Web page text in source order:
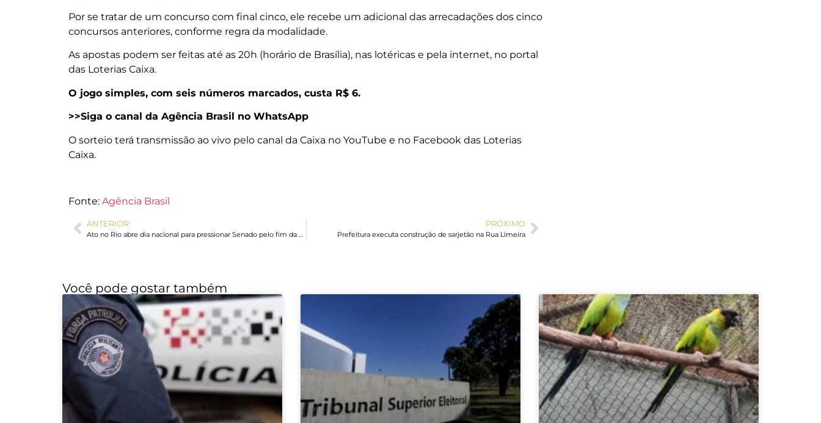
Por se tratar de um concurso com final cinco, ele recebe um adicional das arrecadações dos cinco
concursos anteriores, conforme regra da modalidade.
As apostas podem ser feitas até as 20h (horário de Brasília), nas lotéricas e pela internet, no portal
das Loterias Caixa.
O jogo simples, com seis números marcados, custa R$ 6.
>>Siga o canal da Agência Brasil no WhatsApp
O sorteio terá transmissão ao vivo pelo canal da Caixa no YouTube e no Facebook das Loterias
Caixa.
Fonte: Agência Brasil
ANTERIOR PRÓXIMO
Prefeitura executa construção de sarjetão na Rua Limeira
Você pode gostar também